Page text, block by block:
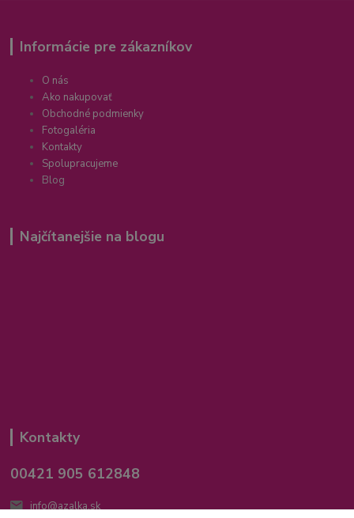
Informácie pre zákazníkov
O nás
Ako nakupovať
Obchodné podmienky
Fotogaléria
Kontakty
Spolupracujeme
Blog
Najčítanejšie na blogu
Kontakty
00421 905 612848
info@azalka.sk